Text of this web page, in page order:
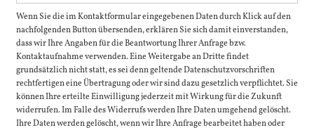
Wenn Sie die im Kontaktformular eingegebenen Daten durch Klick auf den
nachfolgenden Button übersenden, erklären Sie sich damit einverstanden,
dass wir Ihre Angaben für die Beantwortung Ihrer Anfrage bzw.
Kontaktaufnahme verwenden. Eine Weitergabe an Dritte findet
grundsätzlich nicht statt, es sei denn geltende Datenschutzvorschriften
rechtfertigen eine Übertragung oder wir sind dazu gesetzlich verpflichtet. Sie
können Ihre erteilte Einwilligung jederzeit mit Wirkung für die Zukunft
widerrufen. Im Falle des Widerrufs werden Ihre Daten umgehend gelöscht.
Ihre Daten werden gelöscht, wenn wir Ihre Anfrage bearbeitet haben oder